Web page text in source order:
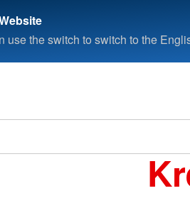
use the switch to switch to the